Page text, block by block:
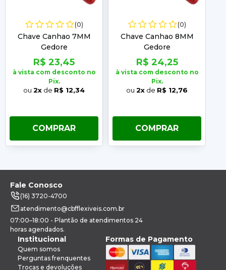
(0)
Chave Canhao 7MM
Gedore
R$ 23,45
à vista com desconto no
Pix.
ou 2x de R$ 12,34
COMPRAR
(0)
Chave Canhao 8MM
Gedore
R$ 24,25
à vista com desconto no
Pix.
ou 2x de R$ 12,76
COMPRAR
Fale Conosco
(16) 3720-4700
atendimento@cbfflexiveis.com.br
07:00–18:00 - Plantão de atendimentos 24
horas agendados.
Institucional
Quem somos
Perguntas frenquentes
Trocas e devoluções
Formas de Pagamento